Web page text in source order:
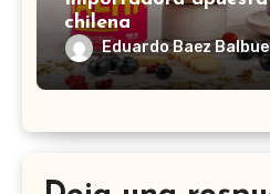
chilena
Eduardo Baez